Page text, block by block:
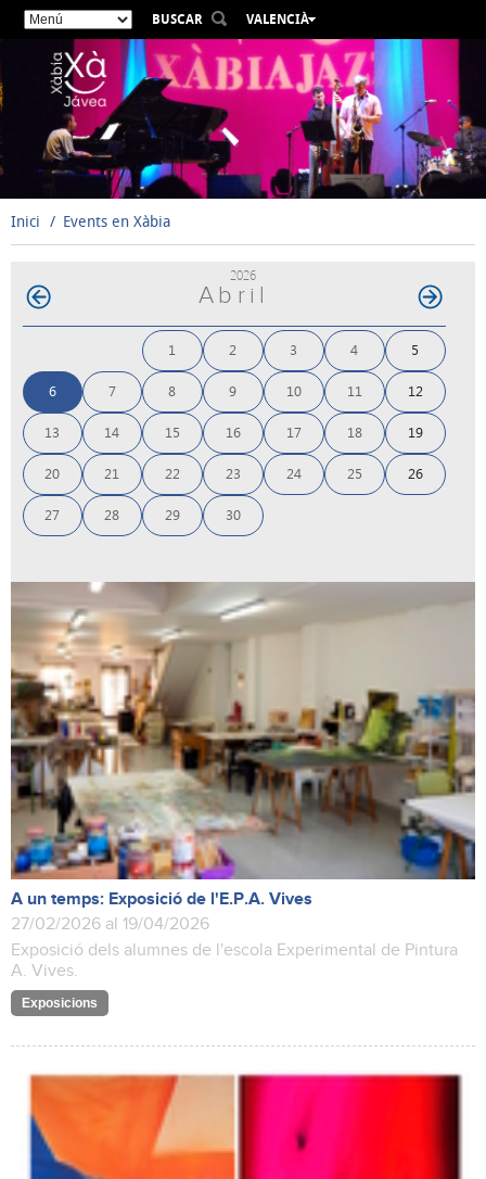
BUSCAR
VALENCIÀ
ESPAÑOL
ENGLISH
DEUTSCH
РУССКИЙ
Inici Events en Xàbia
2026
Abril
1 2 3 4 5
6 7 8 9 10 11 12
13 14 15 16 17 18 19
20 21 22 23 24 25 26
27 28 29 30
A un temps: Exposició de l'E.P.A. Vives
27/02/2026 al 19/04/2026
Exposició dels alumnes de l'escola Experimental de Pintura
A. Vives.
Exposicions